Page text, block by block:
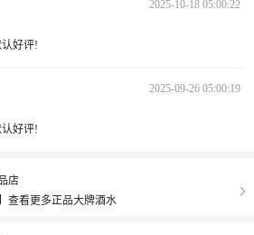
2025-10-18 05:00:22
好评!
2025-09-26 05:00:19
好评!
店
查看更多正品大牌酒水